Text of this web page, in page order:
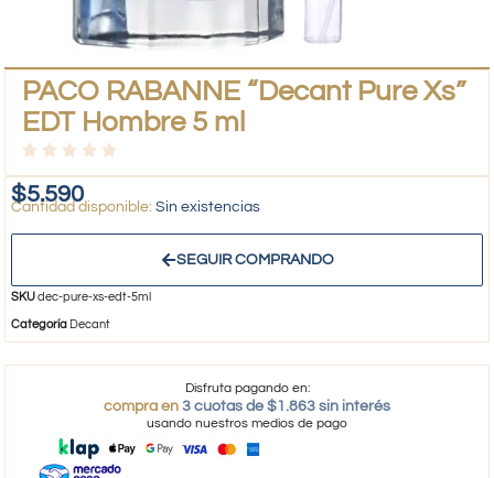
PACO RABANNE “Decant Pure Xs”
EDT Hombre 5 ml
$5.590 Sin existencias
SEGUIR COMPRANDO
SKUdec-pure-xs-edt-5ml
Categoría Decant
Disfruta pagando en:
compra en 3 cuotas de $1.863 sin interés
usando nuestros medios de pago